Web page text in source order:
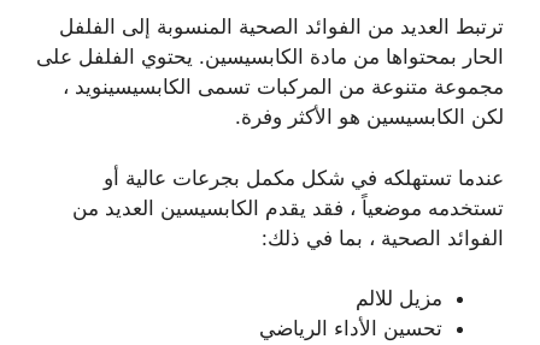
ترتبط العديد من الفوائد الصحية المنسوبة إلى الفلفل
الحار بمحتواها من مادة الكابسيسين. يحتوي الفلفل على
مجموعة متنوعة من المركبات تسمى الكابسيسينويد ،
لكن الكابسيسين هو الأكثر وفرة.
عندما تستهلكه في شكل مكمل بجرعات عالية أو
تستخدمه موضعياً ، فقد يقدم الكابسيسين العديد من
الفوائد الصحية ، بما في ذلك:
مزيل للالم
تحسين الأداء الرياضي